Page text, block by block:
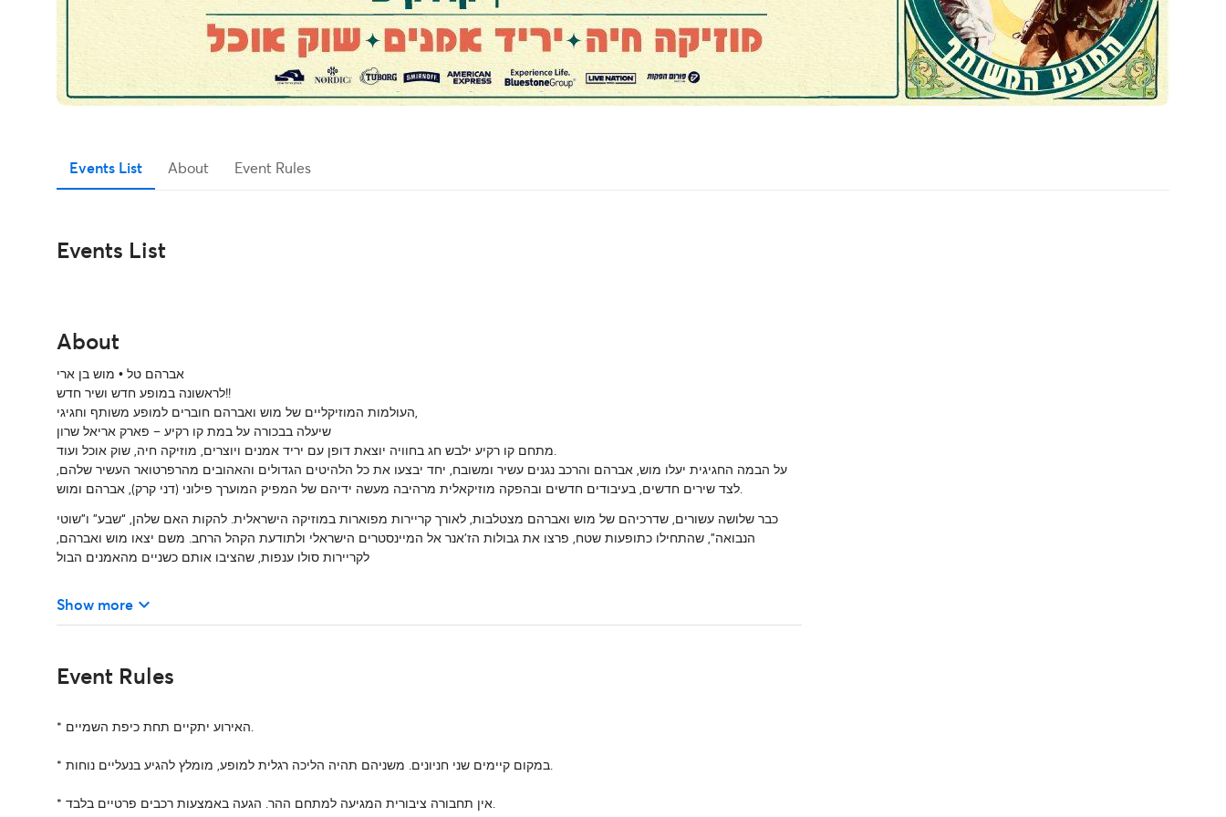
Events List About Event Rules
Events List
About
אברהם טל • מוש בן ארי
לראשונה במופע חדש ושיר חדש!!
העולמות המוזיקליים של מוש ואברהם חוברים למופע משותף וחגיגי,
שיעלה בבכורה על במת קו רקיע – פארק אריאל שרון
מתחם קו רקיע ילבש חג בחוויה יוצאת דופן עם יריד אמנים ויוצרים, מוזיקה חיה, שוק אוכל ועוד.
על הבמה החגיגית יעלו מוש, אברהם והרכב נגנים עשיר ומשובח, יחד יבצעו את כל הלהיטים הגדולים והאהובים מהרפרטואר העשיר שלהם,
לצד שירים חדשים, בעיבודים חדשים ובהפקה מוזיקאלית מרהיבה מעשה ידיהם של המפיק המוערך פילוני (דני קרק), אברהם ומוש.
כבר שלושה עשורים, שדרכיהם של מוש ואברהם מצטלבות, לאורך קריירות מפוארות במוזיקה הישראלית. להקות האם שלהן, “שבע” ו”שוטי
הנבואה”, שהתחילו כתופעות שטח, פרצו את גבולות הז’אנר אל המיינסטרים הישראלי ולתודעת הקהל הרחב. משם יצאו מוש ואברהם,
לקריירות סולו ענפות, שהציבו אותם כשניים מהאמנים הבול
Show more keyboard_arrow_down
Event Rules
* האירוע יתקיים תחת כיפת השמיים.
* במקום קיימים שני חניונים. משניהם תהיה הליכה רגלית למופע, מומלץ להגיע בנעליים נוחות.
* אין תחבורה ציבורית המגיעה למתחם ההר. הגעה באמצעות רכבים פרטיים בלבד.